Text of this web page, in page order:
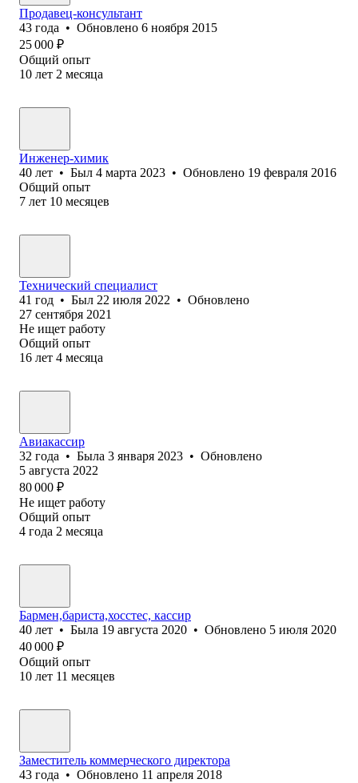
Продавец-консультант
43 года • Обновлено 6 ноября 2015
25 000 ₽
Общий опыт
10 лет 2 месяца
Инженер-химик
40 лет • Был 4 марта 2023 • Обновлено 19 февраля 2016
Общий опыт
7 лет 10 месяцев
Технический специалист
41 год • Был 22 июля 2022 • Обновлено
27 сентября 2021
Не ищет работу
Общий опыт
16 лет 4 месяца
Авиакассир
32 года • Была 3 января 2023 • Обновлено
5 августа 2022
80 000 ₽
Не ищет работу
Общий опыт
4 года 2 месяца
Бармен,бариста,хосстес, кассир
40 лет • Была 19 августа 2020 • Обновлено 5 июля 2020
40 000 ₽
Общий опыт
10 лет 11 месяцев
Заместитель коммерческого директора
43 года • Обновлено 11 апреля 2018